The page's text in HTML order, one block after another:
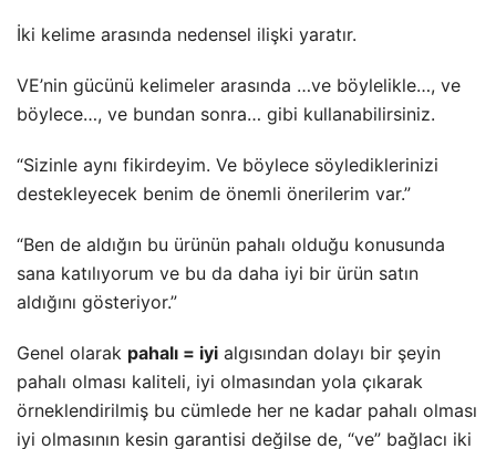
İki kelime arasında nedensel ilişki yaratır.
VE’nin gücünü kelimeler arasında …ve böylelikle…, ve
böylece…, ve bundan sonra… gibi kullanabilirsiniz.
“Sizinle aynı fikirdeyim. Ve böylece söylediklerinizi
destekleyecek benim de önemli önerilerim var.”
“Ben de aldığın bu ürünün pahalı olduğu konusunda
sana katılıyorum ve bu da daha iyi bir ürün satın
aldığını gösteriyor.”
Genel olarak pahalı = iyi algısından dolayı bir şeyin
pahalı olması kaliteli, iyi olmasından yola çıkarak
örneklendirilmiş bu cümlede her ne kadar pahalı olması
iyi olmasının kesin garantisi değilse de, “ve” bağlacı iki